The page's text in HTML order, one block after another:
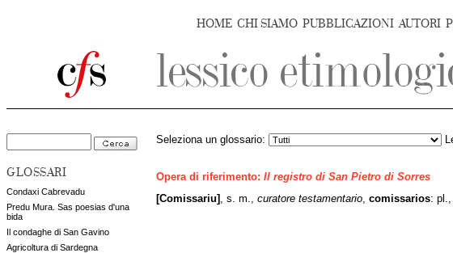
HOME CHI SIAMO PUBBLICAZIONI AUTORI
GLOSSARI
Condaxi Cabrevadu
Predu Mura. Sas poesias d'una
bida
Il condaghe di San Gavino
Agricoltura di Sardegna
Seleziona un glossario:
Opera di riferimento: Il registro di San Pietro di Sorres
[Comissariu]
, s. m., curatore testamentario comissarios: pl.,